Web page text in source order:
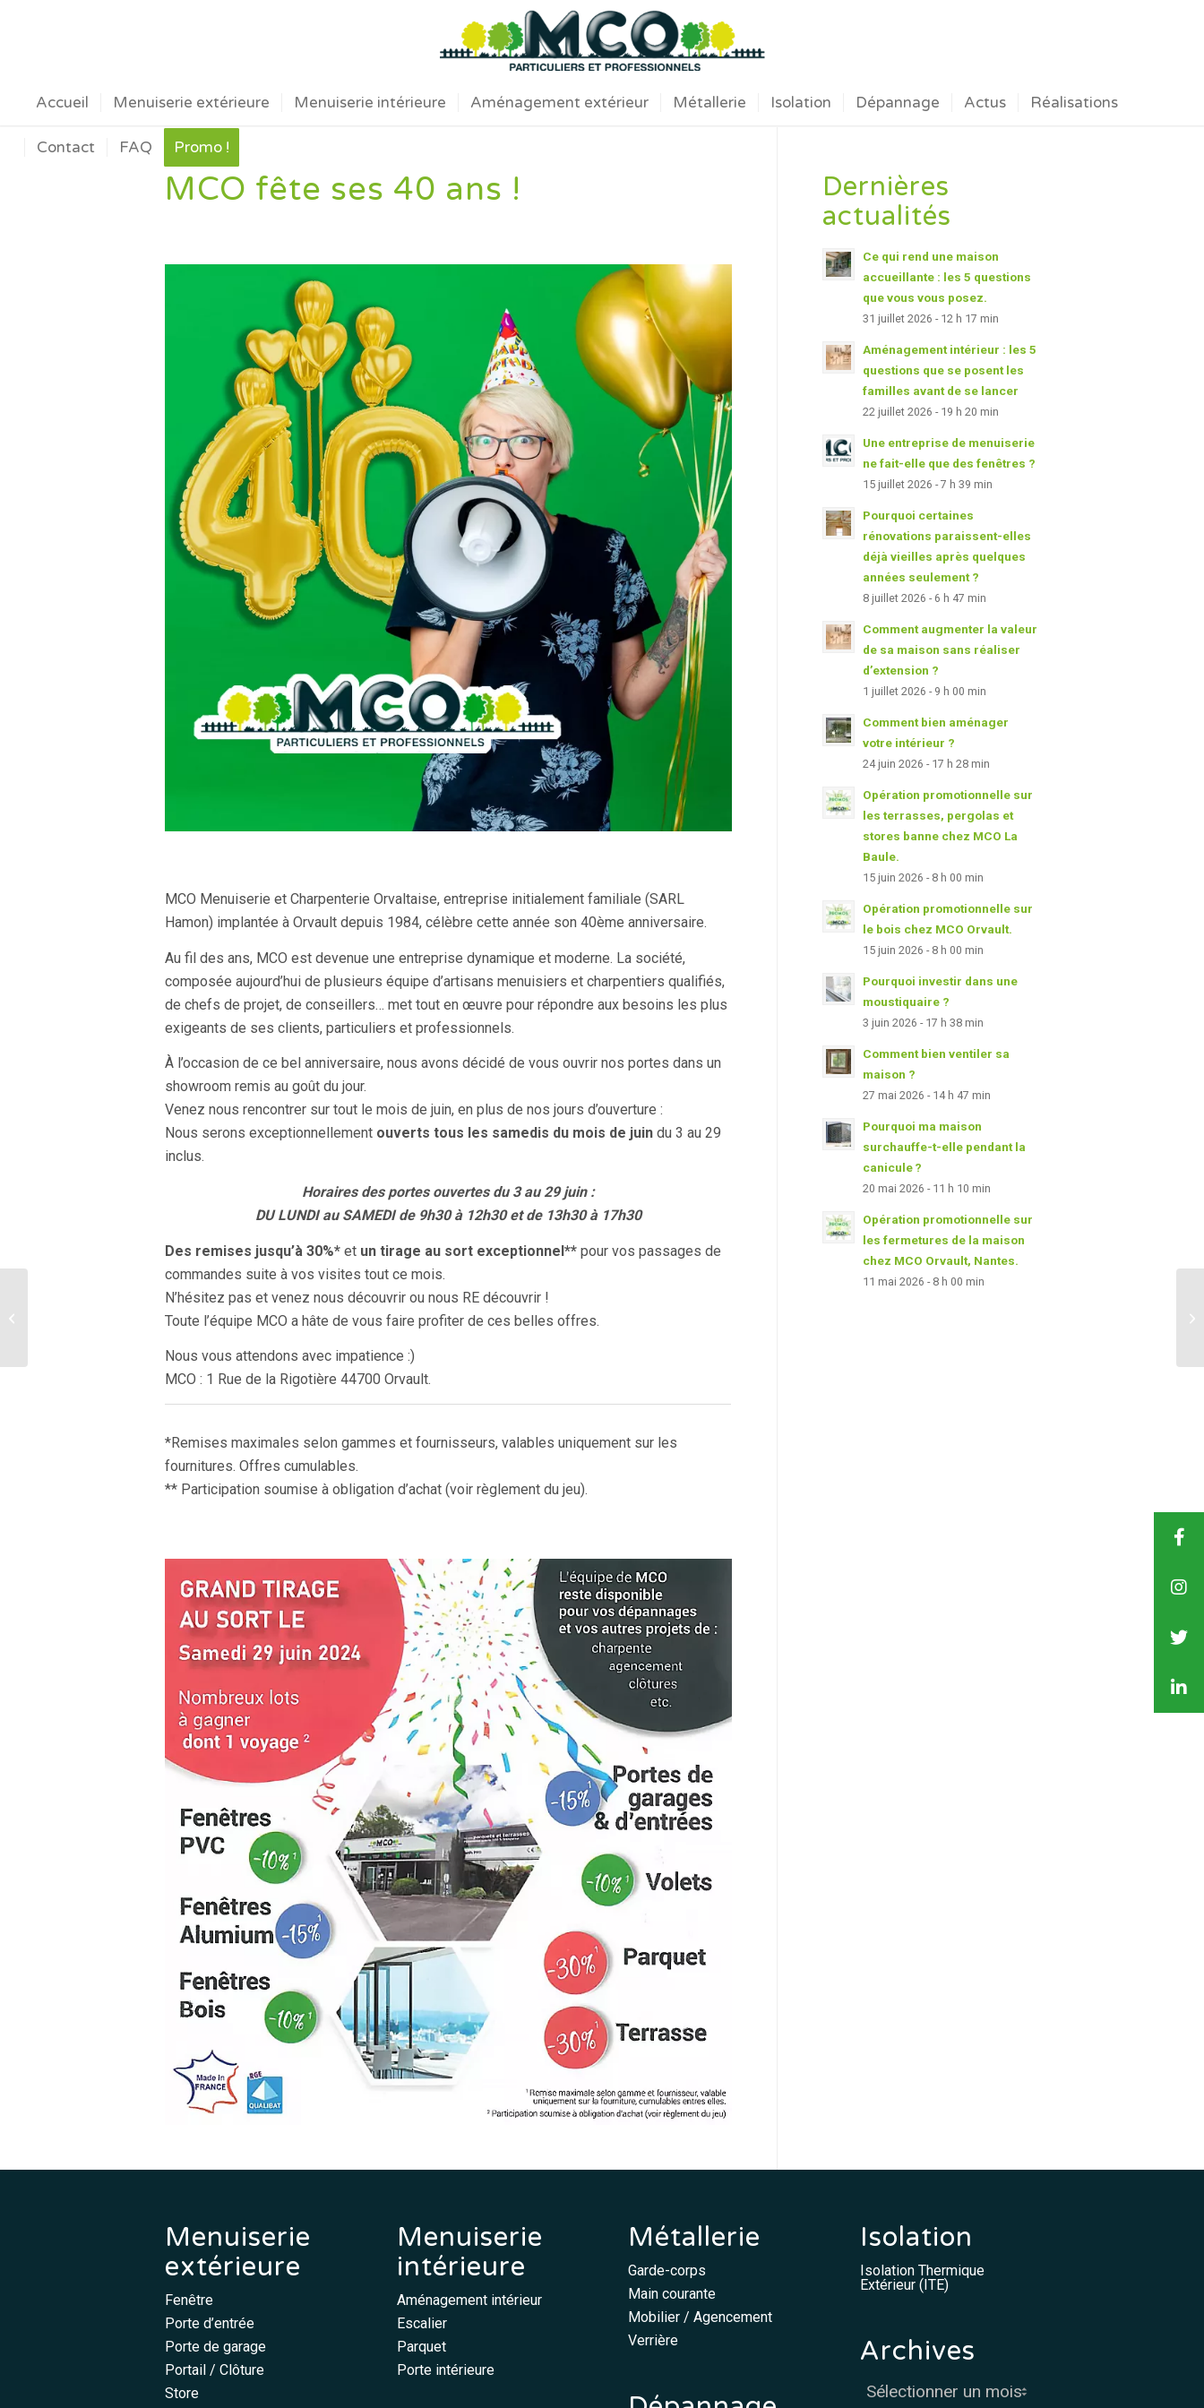
Accueil Menuiserie extérieure Menuiserie intérieure Aménagement extérieur Métallerie Isolation Dépannage Actus Réalisations
Contact FAQ Promo !
MCO fête ses 40 ans !
MCO Menuiserie et Charpenterie Orvaltaise, entreprise initialement familiale (SARL
Hamon) implantée à Orvault depuis 1984, célèbre cette année son 40ème anniversaire.
Au fil des ans, MCO est devenue une entreprise dynamique et moderne. La société,
composée aujourd’hui de plusieurs équipe d’artisans menuisiers et charpentiers qualifiés,
de chefs de projet, de conseillers… met tout en œuvre pour répondre aux besoins les plus
exigeants de ses clients, particuliers et professionnels.
À l’occasion de ce bel anniversaire, nous avons décidé de vous ouvrir nos portes dans un
showroom remis au goût du jour.
Venez nous rencontrer sur tout le mois de juin, en plus de nos jours d’ouverture :
Nous serons exceptionnellement ouverts tous les samedis du mois de juin du 3 au 29
inclus.
Horaires des portes ouvertes du 3 au 29 juin :
DU LUNDI au SAMEDI de 9h30 à 12h30 et de 13h30 à 17h30
Des remises jusqu’à 30%* et un tirage au sort exceptionnel** pour vos passages de
commandes suite à vos visites tout ce mois.
N’hésitez pas et venez nous découvrir ou nous RE découvrir !
Toute l’équipe MCO a hâte de vous faire profiter de ces belles offres.
Nous vous attendons avec impatience :)
MCO : 1 Rue de la Rigotière 44700 Orvault.
*Remises maximales selon gammes et fournisseurs, valables uniquement sur les
fournitures. Offres cumulables.
** Participation soumise à obligation d’achat (voir règlement du jeu).
Dernières
actualités
Ce qui rend une maison
accueillante : les 5 questions
que vous vous posez.
31 juillet 2026 - 12 h 17 min
Aménagement intérieur : les 5
questions que se posent les
familles avant de se lancer
22 juillet 2026 - 19 h 20 min
Une entreprise de menuiserie
ne fait-elle que des fenêtres ?
15 juillet 2026 - 7 h 39 min
Pourquoi certaines
rénovations paraissent-elles
déjà vieilles après quelques
années seulement ?
8 juillet 2026 - 6 h 47 min
Comment augmenter la valeur
de sa maison sans réaliser
d’extension ?
1 juillet 2026 - 9 h 00 min
Comment bien aménager
votre intérieur ?
24 juin 2026 - 17 h 28 min
Opération promotionnelle sur
les terrasses, pergolas et
stores banne chez MCO La
Baule.
15 juin 2026 - 8 h 00 min
Opération promotionnelle sur
le bois chez MCO Orvault.
15 juin 2026 - 8 h 00 min
Pourquoi investir dans une
moustiquaire ?
3 juin 2026 - 17 h 38 min
Comment bien ventiler sa
maison ?
27 mai 2026 - 14 h 47 min
Pourquoi ma maison
surchauffe-t-elle pendant la
canicule ?
20 mai 2026 - 11 h 10 min
Opération promotionnelle sur
les fermetures de la maison
chez MCO Orvault, Nantes.
11 mai 2026 - 8 h 00 min
Menuiserie
extérieure
Fenêtre
Porte d’entrée
Porte de garage
Portail / Clôture
Store
Menuiserie
intérieure
Aménagement intérieur
Escalier
Parquet
Porte intérieure
Métallerie
Garde-corps
Main courante
Mobilier / Agencement
Verrière
Isolation
Isolation Thermique
Extérieur (ITE)
Archives